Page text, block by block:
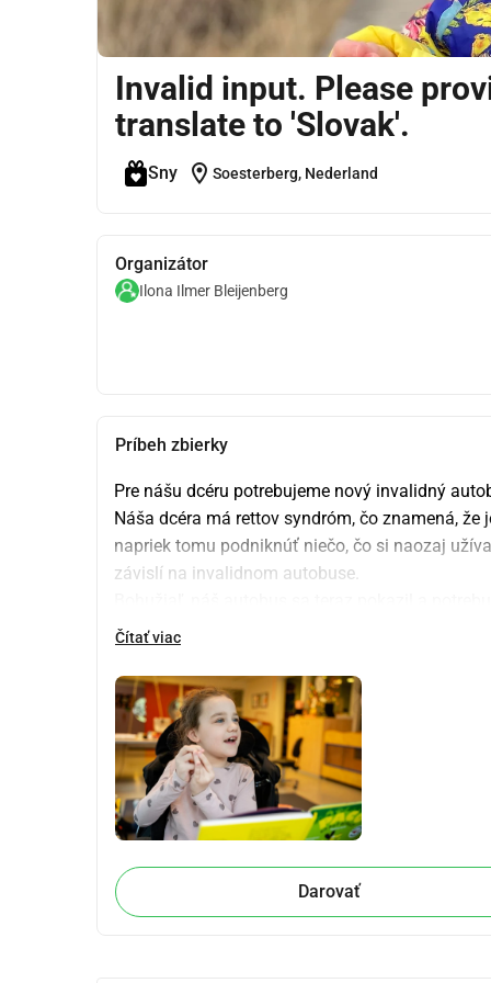
Invalid input. Please
translate to 'Slovak'.
Sny location_on Soesterberg, Nederland
Organizátor
Ilona Ilmer Bleijenberg
Príbeh zbierky
Pre nášu dcéru potrebujeme nový invalidný
Náša dcéra má rettov syndróm, čo znamená,
napriek tomu podniknúť niečo, čo si naozaj
závislí na invalidnom autobuse.
Bohužiaľ, obec pomáha len so zmenami, nie s
Čítať viac
Darovať